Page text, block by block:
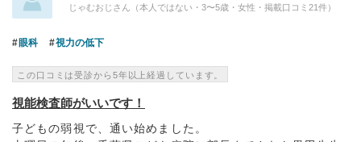
じゃむおじさん（本人ではない・3〜5歳・女性・掲載口コミ21件）
眼科 視力の低下
この口コミは受診から5年以上経過しています。
視能検査師がいいです！
子どもの弱視で、通い始めました。